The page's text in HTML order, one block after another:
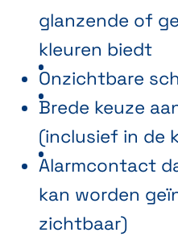
glanzende of
kleuren biedt
Onzichtbare
Brede keuze
(inclusief in de
Alarmcontact
kan worden
zichtbaar)